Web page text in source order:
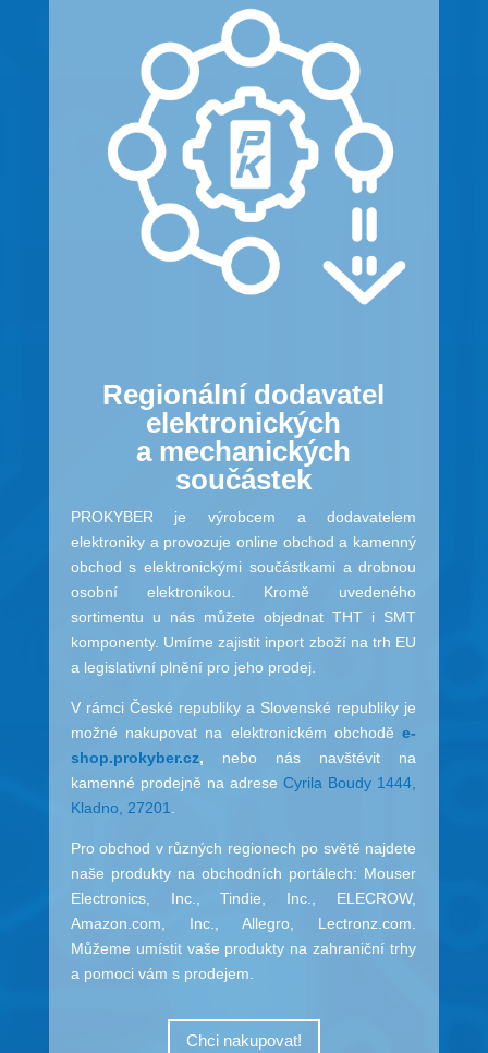
Regionální dodavatel
elektronických
a mechanických
součástek
PROKYBER je výrobcem a dodavatelem
elektroniky a provozuje online obchod a kamenný
obchod s elektronickými součástkami a drobnou
osobní elektronikou. Kromě uvedeného
sortimentu u nás můžete objednat THT i SMT
komponenty. Umíme zajistit inport zboží na trh EU
a legislativní plnění pro jeho prodej.
V rámci České republiky a Slovenské republiky je
možné nakupovat na elektronickém obchoděe-
shop.prokyber.cz, nebo nás navštévit na
kamenné prodejně na adreseCyrila Boudy 1444,
Kladno, 27201.
Pro obchod v různých regionech po světě najdete
naše produkty na obchodních portálech: Mouser
Electronics, Inc., Tindie, Inc., ELECROW,
Amazon.com, Inc., Allegro, Lectronz.com.
Můžeme umístit vaše produkty na zahraniční trhy
a pomoci vám s prodejem.
Chci nakupovat!